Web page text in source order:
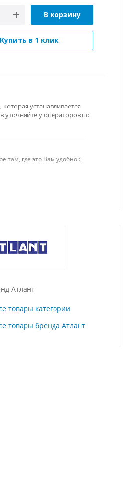
В корзину
Купить в 1 клик
устанавливается
уточняйте у операторов по
там, где это Вам удобно :)
Атлант
товары категории
товары бренда Атлант